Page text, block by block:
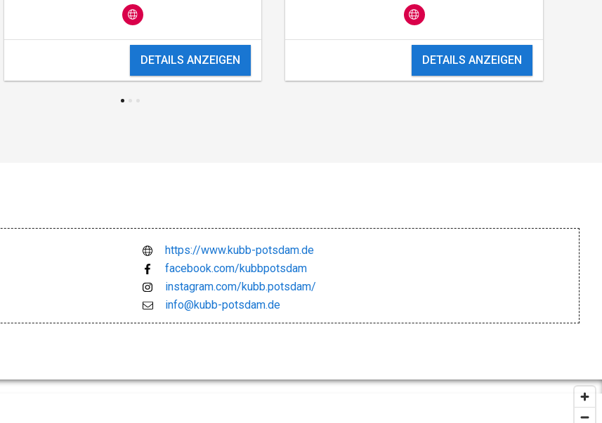
DETAILS ANZEIGEN DETAILS ANZEIGEN
https://www.kubb-potsdam.de
facebook.com/kubbpotsdam
instagram.com/kubb.potsdam/
info@kubb-potsdam.de